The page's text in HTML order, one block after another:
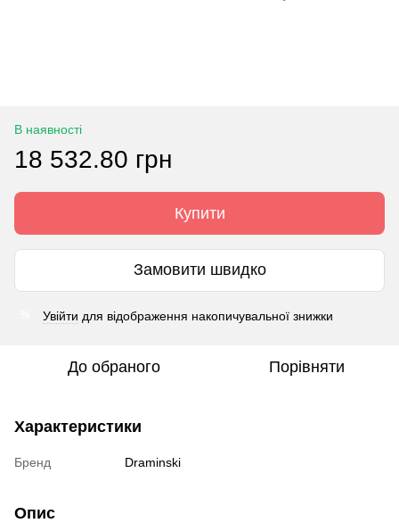
В наявності
18 532.80 грн
Купити
Замовити швидко
Увійти для відображення накопичувальної знижки
До обраного Порівняти
Характеристики
Бренд Draminski
Опис